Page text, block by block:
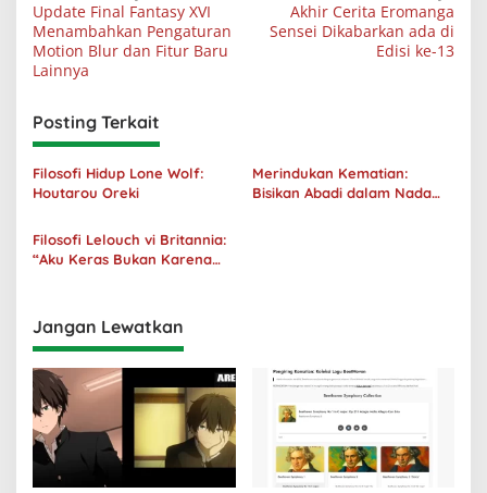
pos
Update Final Fantasy XVI
Menambahkan Pengaturan
Motion Blur dan Fitur Baru
Lainnya
Akhir Cerita Eromanga
Sensei Dikabarkan ada di
Edisi ke-13
Posting Terkait
Filosofi Hidup Lone Wolf:
Houtarou Oreki
Merindukan Kematian:
Bisikan Abadi dalam Nada
Filosofi Lelouch vi Britannia:
“Aku Keras Bukan Karena
Jangan Lewatkan